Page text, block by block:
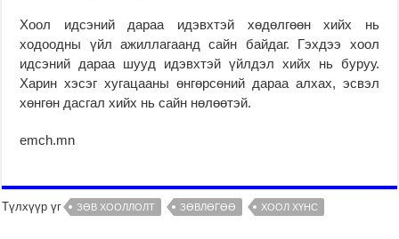
Хоол идсэний дараа идэвхтэй хөдөлгөөн хийх нь
ходоодны үйл ажиллагаанд сайн байдаг. Гэхдээ хоол
идсэний дараа шууд идэвхтэй үйлдэл хийх нь буруу.
Харин хэсэг хугацааны өнгөрсөний дараа алхах, эсвэл
хөнгөн дасгал хийх нь сайн нөлөөтэй.
emch.mn
Түлхүүр үг ЗӨВ ХООЛЛОЛТ ЗӨВЛӨГӨӨ ХООЛ ХҮНС